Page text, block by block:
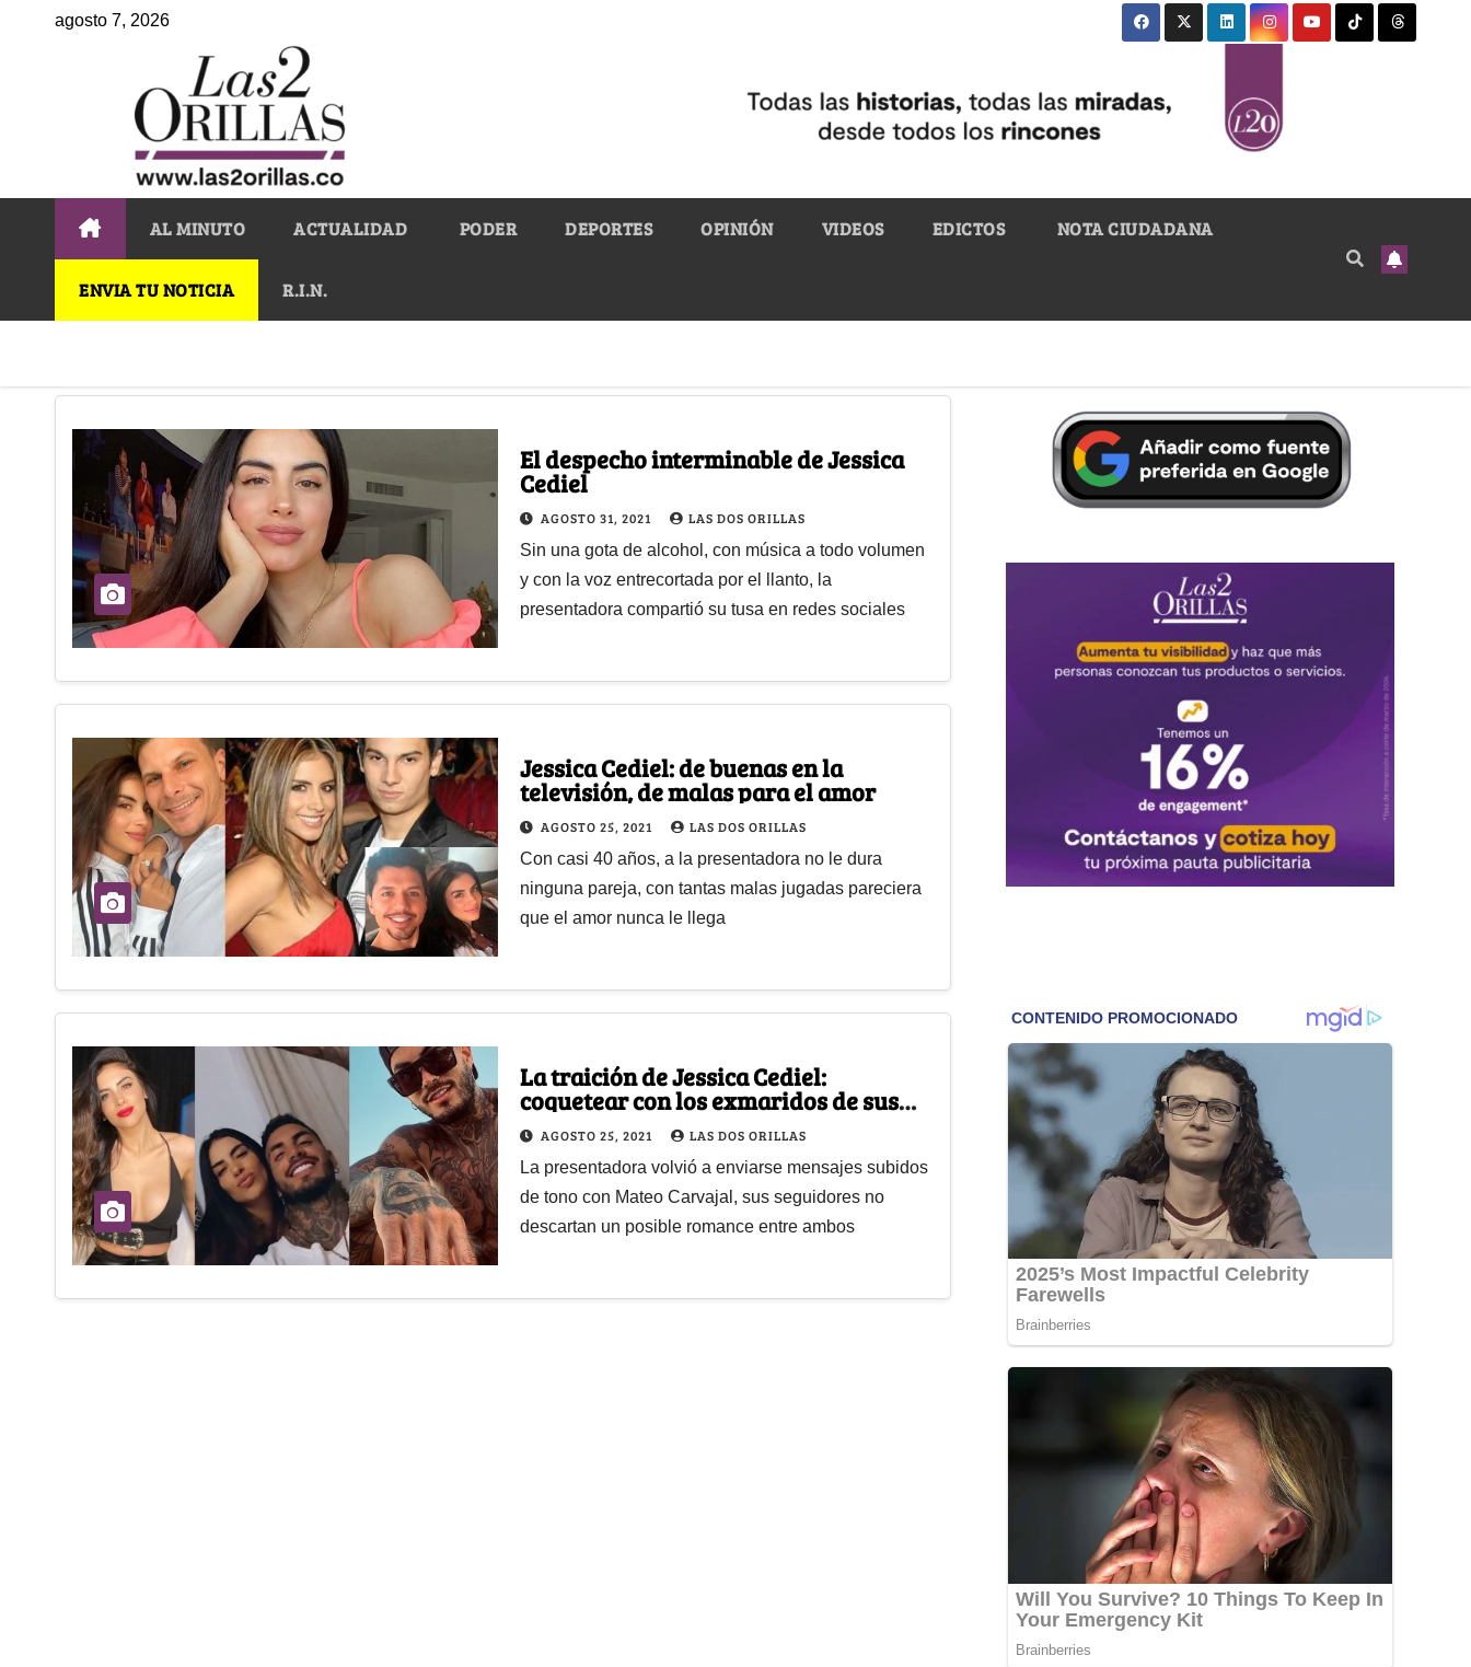
agosto 7, 2026
AL MINUTO ACTUALIDAD PODER DEPORTES OPINIÓN VIDEOS EDICTOS NOTA CIUDADANA
ENVIA TU NOTICIA R.I.N.
El despecho interminable de Jessica
Cediel
AGOSTO 31, 2021 LAS DOS ORILLAS
Sin una gota de alcohol, con música a todo volumen
y con la voz entrecortada por el llanto, la
presentadora compartió su tusa en redes sociales
Jessica Cediel: de buenas en la
televisión, de malas para el amor
AGOSTO 25, 2021 LAS DOS ORILLAS
Con casi 40 años, a la presentadora no le dura
ninguna pareja, con tantas malas jugadas pareciera
que el amor nunca le llega
La traición de Jessica Cediel:
coquetear con los exmaridos de sus
amigas
AGOSTO 25, 2021 LAS DOS ORILLAS
La presentadora volvió a enviarse mensajes subidos
de tono con Mateo Carvajal, sus seguidores no
descartan un posible romance entre ambos